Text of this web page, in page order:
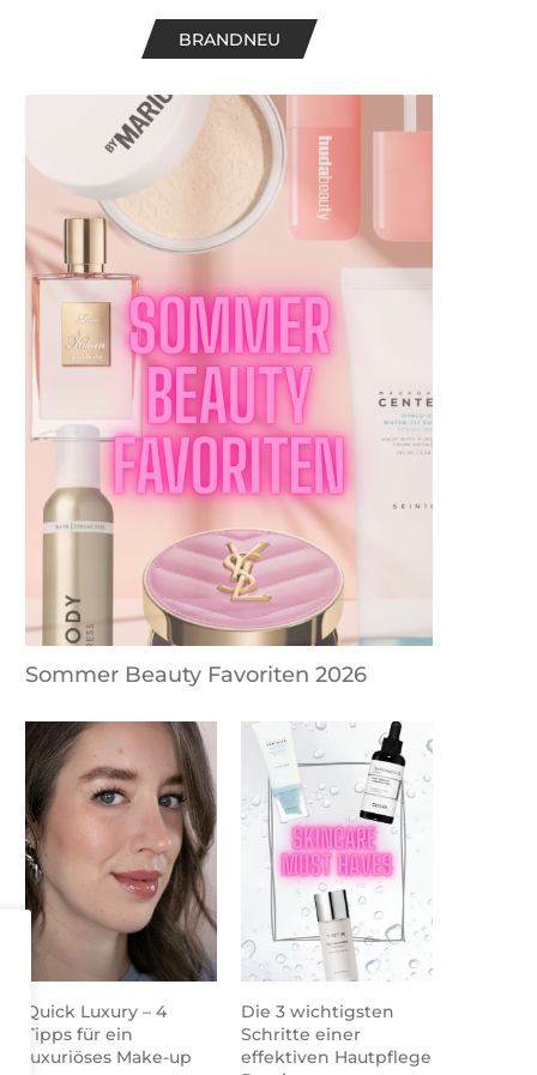
BRANDNEU
Sommer Beauty Favoriten 2026
Quick Luxury – 4
Tipps für ein
luxuriöses Make-up
Die 3 wichtigsten
Schritte einer
effektiven Hautpflege